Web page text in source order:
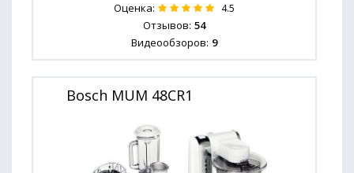
Оценка: 4.5
Отзывов: 54
Видеообзоров: 9
Bosch MUM 48CR1